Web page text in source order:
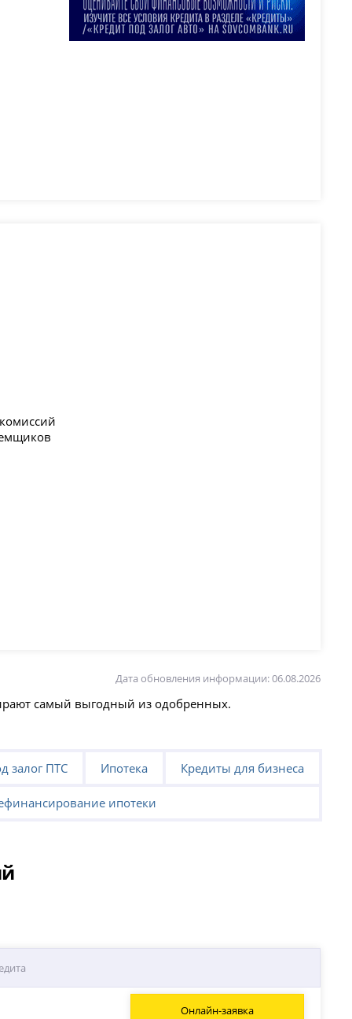
Дата обновления информации: 06.08.2026
самый выгодный из одобренных.
залог ПТС Ипотека Кредиты для бизнеса
ипотеки
Онлайн-заявка